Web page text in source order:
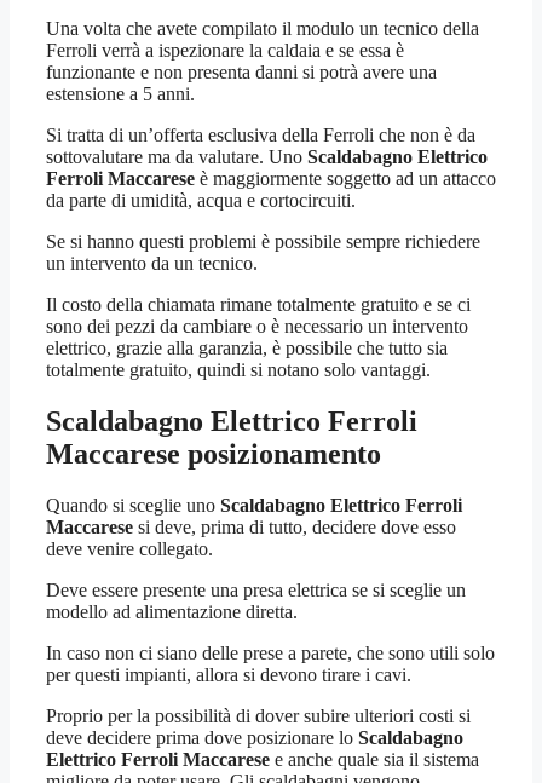
Una volta che avete compilato il modulo un tecnico della
Ferroli verrà a ispezionare la caldaia e se essa è
funzionante e non presenta danni si potrà avere una
estensione a 5 anni.
Si tratta di un’offerta esclusiva della Ferroli che non è da
sottovalutare ma da valutare. Uno Scaldabagno Elettrico
Ferroli Maccarese è maggiormente soggetto ad un attacco
da parte di umidità, acqua e cortocircuiti.
Se si hanno questi problemi è possibile sempre richiedere
un intervento da un tecnico.
Il costo della chiamata rimane totalmente gratuito e se ci
sono dei pezzi da cambiare o è necessario un intervento
elettrico, grazie alla garanzia, è possibile che tutto sia
totalmente gratuito, quindi si notano solo vantaggi.
Scaldabagno Elettrico Ferroli
Maccarese posizionamento
Quando si sceglie uno Scaldabagno Elettrico Ferroli
Maccarese si deve, prima di tutto, decidere dove esso
deve venire collegato.
Deve essere presente una presa elettrica se si sceglie un
modello ad alimentazione diretta.
In caso non ci siano delle prese a parete, che sono utili solo
per questi impianti, allora si devono tirare i cavi.
Proprio per la possibilità di dover subire ulteriori costi si
deve decidere prima dove posizionare lo Scaldabagno
Elettrico Ferroli Maccarese e anche quale sia il sistema